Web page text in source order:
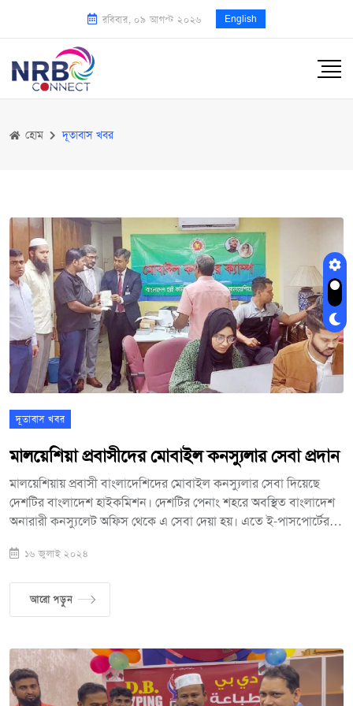
রবিবার, ০৯ আগস্ট ২০২৬ English
হোম দূতাবাস খবর
দূতাবাস খবর
মালয়েশিয়া প্রবাসীদের মোবাইল কনস্যুলার সেবা প্রদান
মালয়েশিয়ায় প্রবাসী বাংলাদেশিদের মোবাইল কনস্যুলার সেবা দিয়েছে
দেশটির বাংলাদেশ হাইকমিশন। দেশটির পেনাং শহরে অবস্থিত বাংলাদেশ
অনারারী কনস্যুলেট অফিস থেকে এ সেবা দেয়া হয়। এতে ই-পাসপোর্টের
প্রদানসহ বিভিন্ন কনস্যুলার সেবাও প্রদান করা হয়। এছাড়াও অগ্রণী
প্রবাসীরা। এসময় দেশটিতে নিযুক্ত বাংলাদেশের হাইকমিশনার মোঃ শামীম
আহসানের নির্দেশনায়, সেবা গ্রহীতাদের সাথে আসা শিশুদের মাতৃভাষার
১৬ জুলাই ২০২৪
আরো পড়ুন